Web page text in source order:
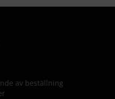
av beställning